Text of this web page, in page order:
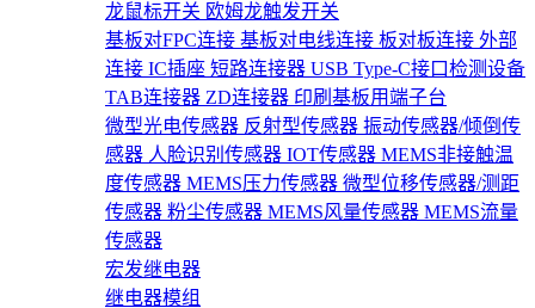
龙鼠标开关 欧姆龙触发开关
基板对FPC连接 基板对电线连接 板对板连接 外部
连接 IC插座 短路连接器 USB Type-C接口检测设备
TAB连接器 ZD连接器 印刷基板用端子台
微型光电传感器 反射型传感器 振动传感器/倾倒传
感器 人脸识别传感器 IOT传感器 MEMS非接触温
度传感器 MEMS压力传感器 微型位移传感器/测距
传感器 粉尘传感器 MEMS风量传感器 MEMS流量
传感器
宏发继电器
继电器模组